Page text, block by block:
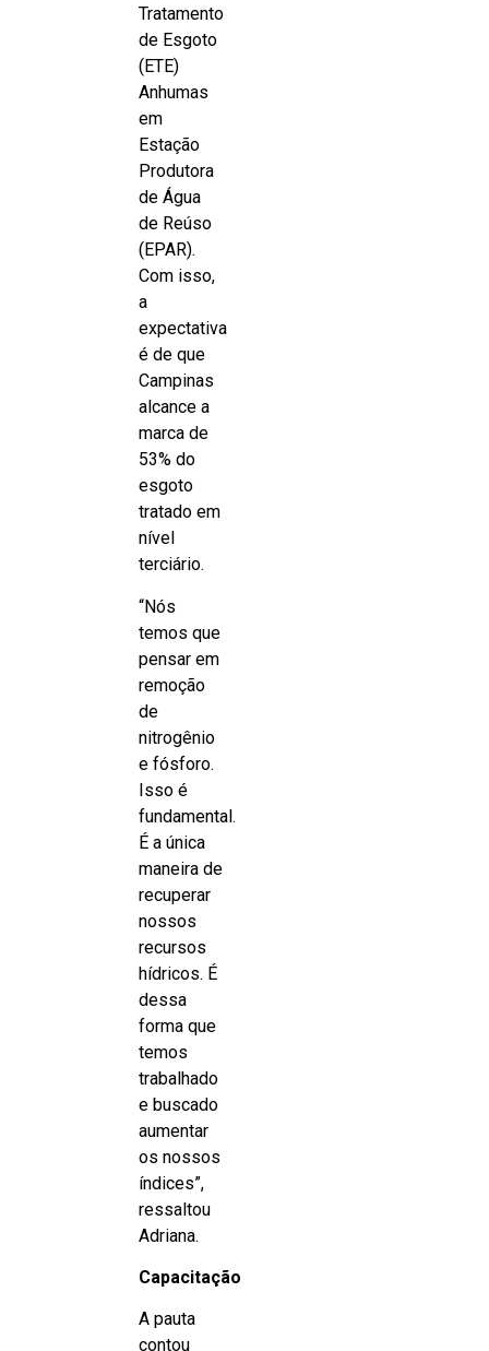
Tratamento
de Esgoto
(ETE)
Anhumas
em
Estação
Produtora
de Água
de Reúso
(EPAR).
Com isso,
a
expectativa
é de que
Campinas
alcance a
marca de
53% do
esgoto
tratado em
nível
terciário.
“Nós
temos que
pensar em
remoção
de
nitrogênio
e fósforo.
Isso é
fundamental.
É a única
maneira de
recuperar
nossos
recursos
hídricos. É
dessa
forma que
temos
trabalhado
e buscado
aumentar
os nossos
índices”,
ressaltou
Adriana.
Capacitação
A pauta
contou